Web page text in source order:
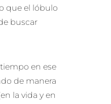
que el lóbulo
buscar
en ese
de manera
la vida y en